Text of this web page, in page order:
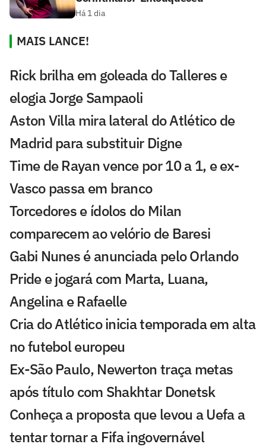
Há 1 dia
MAIS LANCE!
Rick brilha em goleada do Talleres e
elogia Jorge Sampaoli
Aston Villa mira lateral do Atlético de
Madrid para substituir Digne
Time de Rayan vence por 10 a 1, e ex-
Vasco passa em branco
Torcedores e ídolos do Milan
comparecem ao velório de Baresi
Gabi Nunes é anunciada pelo Orlando
Pride e jogará com Marta, Luana,
Angelina e Rafaelle
Cria do Atlético inicia temporada em alta
no futebol europeu
Ex-São Paulo, Newerton traça metas
após título com Shakhtar Donetsk
Conheça a proposta que levou a Uefa a
tentar tornar a Fifa ingovernável